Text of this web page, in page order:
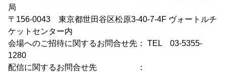
局
〒156-0043 東京都世田谷区松原3-40-7-4F ヴォートルチ
ケットセンター内
会場へのご招待に関するお問合せ先： TEL 03-5355-
1280
配信に関するお問合せ先 ：